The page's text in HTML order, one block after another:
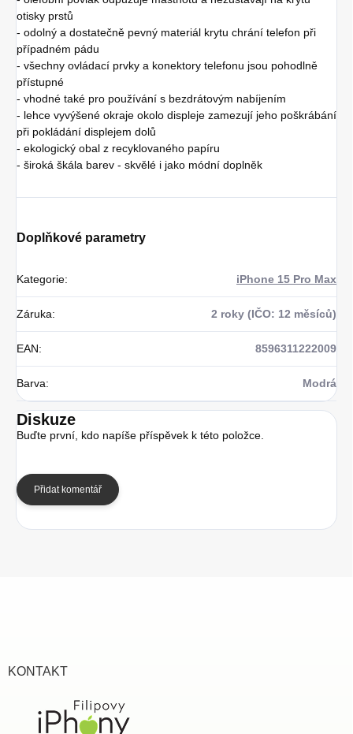
otisky prstů
- odolný a dostatečně pevný materiál krytu chrání telefon při
případném pádu
- všechny ovládací prvky a konektory telefonu jsou pohodlně
přístupné
- vhodné také pro používání s bezdrátovým nabíjením
- lehce vyvýšené okraje okolo displeje zamezují jeho poškrábání
při pokládání displejem dolů
- ekologický obal z recyklovaného papíru
- široká škála barev - skvělé i jako módní doplněk
Doplňkové parametry
Kategorie: iPhone 15 Pro Max
Záruka: 2 roky (IČO: 12 měsíců)
EAN: 8596311222009
Barva: Modrá
Diskuze
Buďte první, kdo napíše příspěvek k této položce.
Přidat komentář
KONTAKT